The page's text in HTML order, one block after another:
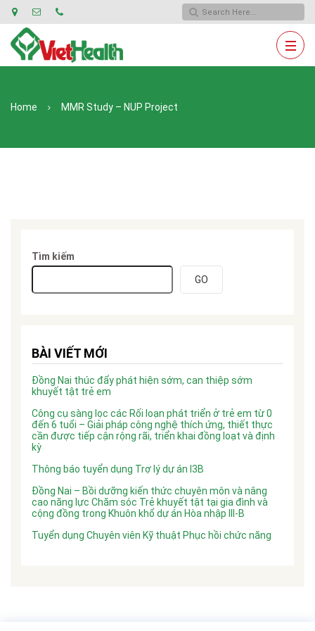
Home MMR Study – NUP Project
Tìm kiếm
GO
BÀI VIẾT MỚI
Đồng Nai thúc đẩy phát hiện sớm, can thiệp sớm
khuyết tật trẻ em
Công cụ sàng lọc các Rối loạn phát triển ở trẻ em từ 0
đến 6 tuổi – Giải pháp công nghệ thích ứng, thiết thực
cần được tiếp cận rộng rãi, triển khai đồng loạt và định
kỳ
Thông báo tuyển dụng Trợ lý dự án I3B
Đồng Nai – Bồi dưỡng kiến thức chuyên môn và nâng
cao năng lực Chăm sóc Trẻ khuyết tật tại gia đình và
cộng đồng trong Khuôn khổ dự án Hòa nhập III-B
Tuyển dụng Chuyên viên Kỹ thuật Phục hồi chức năng